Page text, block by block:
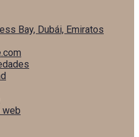
Bay, Dubái, Emiratos